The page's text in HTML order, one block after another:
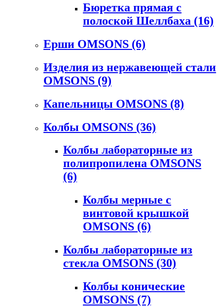
Бюретка прямая с
полоской Шеллбаха (16)
Ерши OMSONS (6)
Изделия из нержавеющей стали
OMSONS (9)
Капельницы OMSONS (8)
Колбы OMSONS (36)
Колбы лабораторные из
полипропилена OMSONS
(6)
Колбы мерные с
винтовой крышкой
OMSONS (6)
Колбы лабораторные из
стекла OMSONS (30)
Колбы конические
OMSONS (7)